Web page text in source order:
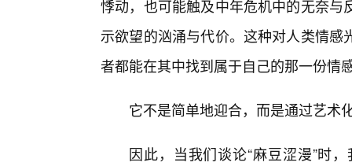
悸动，也可能触及中年危机中的无奈
示欲望的汹涌与代价。这种对人类情
者都能在其中找到属于自己的那一份情
它不是简单地迎合，而是通过艺术
因此，当我们谈论“麻豆涩漫”时